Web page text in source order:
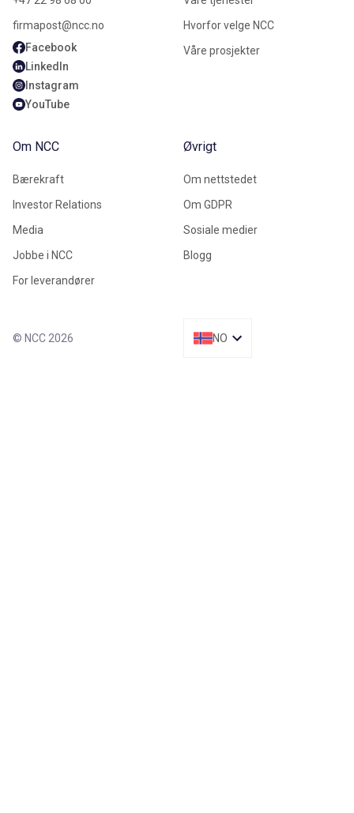
firmapost@ncc.no
Facebook
LinkedIn
Instagram
YouTube
Hvorfor velge NCC
Våre prosjekter
Om NCC
Bærekraft
Investor Relations
Media
Jobbe i NCC
For leverandører
Øvrigt
Om nettstedet
Om GDPR
Sosiale medier
Blogg
© NCC 2026 NO